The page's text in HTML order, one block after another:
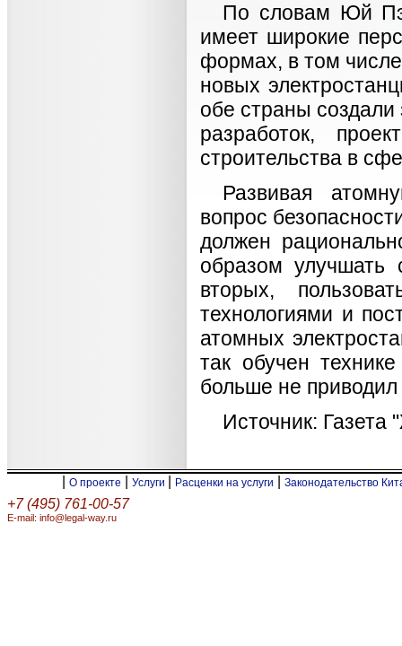
По словам Юй
имеет широкие
формах, в том
новых
обе страны
разработок,
строительства в
Развивая
вопрос
должен
образом улучшать
вторых,
технологиями и
атомных
так обучен
больше не
Источник:
О проекте Услуги Расценки на услуги Законодательство
+7 (495) 761-00-57
E-mail: info@legal-way.ru